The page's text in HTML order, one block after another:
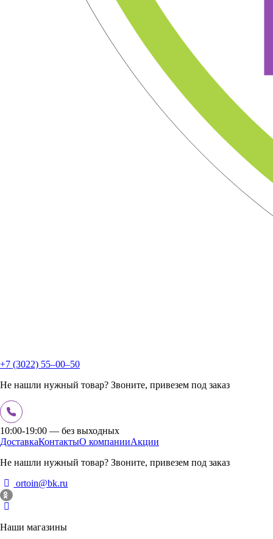
+7 (3022) 55‒00‒50
Не нашли нужный товар? Звоните, привезем под заказ
10:00-19:00 — без выходных
ДоставкаКонтактыО компанииАкции
Не нашли нужный товар? Звоните, привезем под заказ
ortoin@bk.ru
Наши магазины